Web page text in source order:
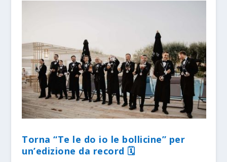
Torna “Te le do io le bollicine” per
un’edizione da record 🗓